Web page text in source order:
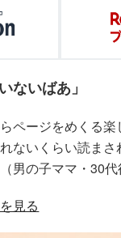
ないばあ」
ページをめくる
ないくらい読ま
男の子ママ・30代
見る